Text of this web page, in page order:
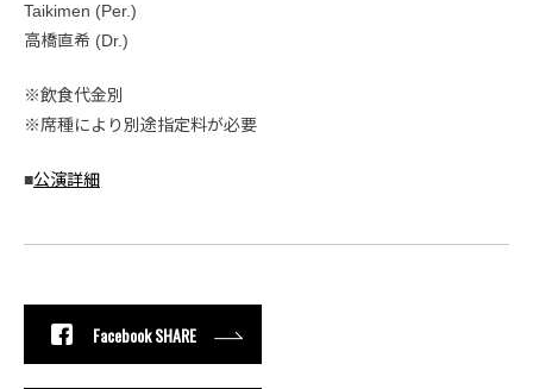
Taikimen (Per.)
高橋直希 (Dr.)
※飲食代金別
※席種により別途指定料が必要
■公演詳細
Facebook SHARE